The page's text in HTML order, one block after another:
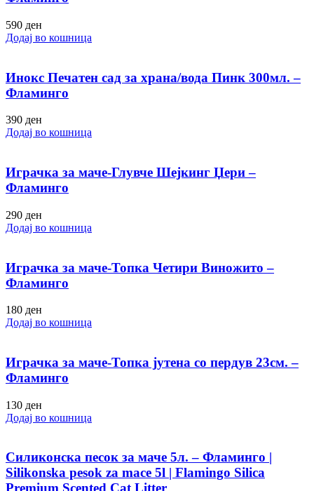
590 ден
Додај во кошница
Инокс Печатен сад за храна/вода Пинк 300мл. –
Фламинго
390 ден
Додај во кошница
Играчка за маче-Глувче Шејкинг Џери –
Фламинго
290 ден
Додај во кошница
Играчка за маче-Топка Четири Виножито –
Фламинго
180 ден
Додај во кошница
Играчка за маче-Топка јутена со пердув 23см. –
Фламинго
130 ден
Додај во кошница
Силиконска песок за маче 5л. – Фламинго |
Silikonska pesok za mace 5l | Flamingo Silica